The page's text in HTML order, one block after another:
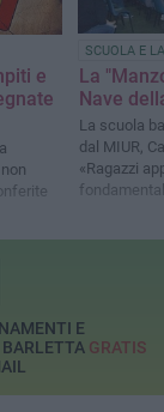
e
SCUOLA E
​La
Nave
La scuola
dal MIUR,
«Ragazzi
E
GRATIS